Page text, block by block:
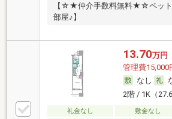
【☆★仲介手数料無料★☆ペット
部屋♪】
13.70万円
管理費15,000
なし
2階 / 1K（
礼金なし 敷金なし